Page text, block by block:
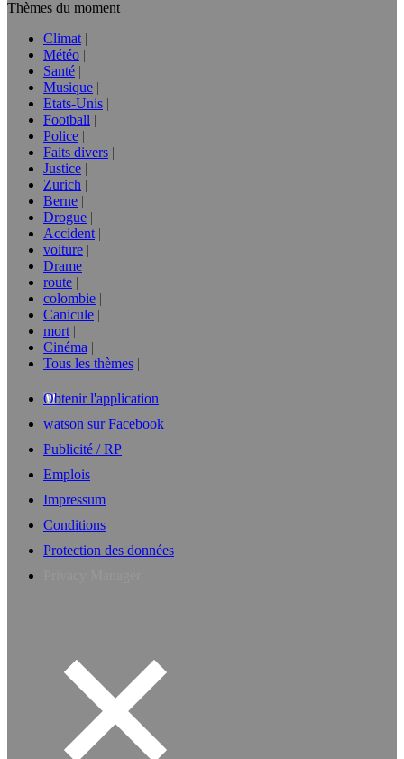
Thèmes du moment
Climat
Météo
Santé
Musique
Etats-Unis
Football
Police
Faits divers
Justice
Zurich
Berne
Drogue
Accident
voiture
Drame
route
colombie
Canicule
mort
Cinéma
Tous les thèmes
Obtenir l'application
watson sur Facebook
Publicité / RP
Emplois
Impressum
Conditions
Protection des données